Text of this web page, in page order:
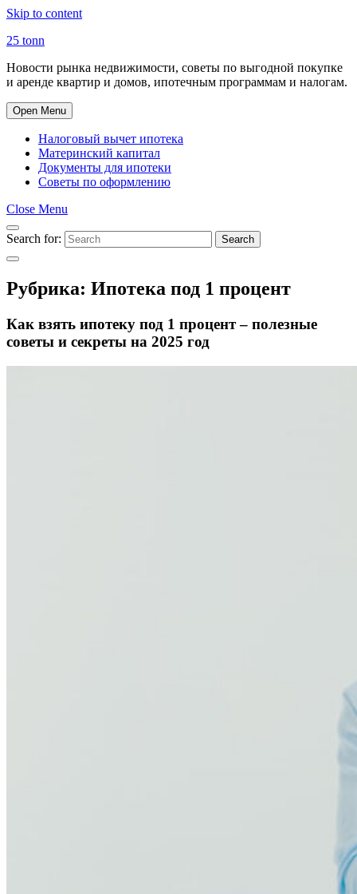
Skip to content
25 tonn
Новости рынка недвижимости, советы по выгодной покупке
и аренде квартир и домов, ипотечным программам и налогам.
Open Menu
Налоговый вычет ипотека
Материнский капитал
Документы для ипотеки
Советы по оформлению
Close Menu
Search for: Search
Рубрика: Ипотека под 1 процент
Как взять ипотеку под 1 процент – полезные
советы и секреты на 2025 год